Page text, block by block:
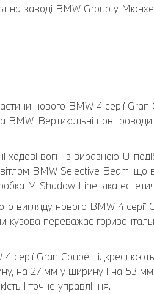
на заводі BMW Group у
нового BMW 4 серії Gran
BMW. Вертикальні
ходові вогні з виразною U-
BMW Selective Beam, що
M Shadow Line, яка
вигляду нового BMW 4
кузова переважає
4 серії Gran Coupé
на 27 мм у ширину і на 53
і точне управління.